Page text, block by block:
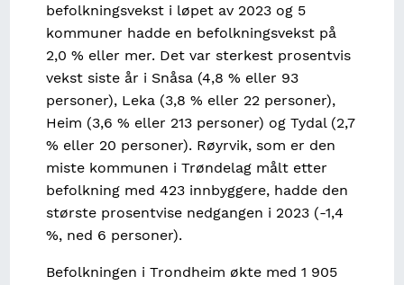
befolkningsvekst i løpet av 2023 og 5
kommuner hadde en befolkningsvekst på
2,0 % eller mer. Det var sterkest prosentvis
vekst siste år i Snåsa (4,8 % eller 93
personer), Leka (3,8 % eller 22 personer),
Heim (3,6 % eller 213 personer) og Tydal (2,7
% eller 20 personer). Røyrvik, som er den
miste kommunen i Trøndelag målt etter
befolkning med 423 innbyggere, hadde den
største prosentvise nedgangen i 2023 (-1,4
%, ned 6 personer).
Befolkningen i Trondheim økte med 1 905